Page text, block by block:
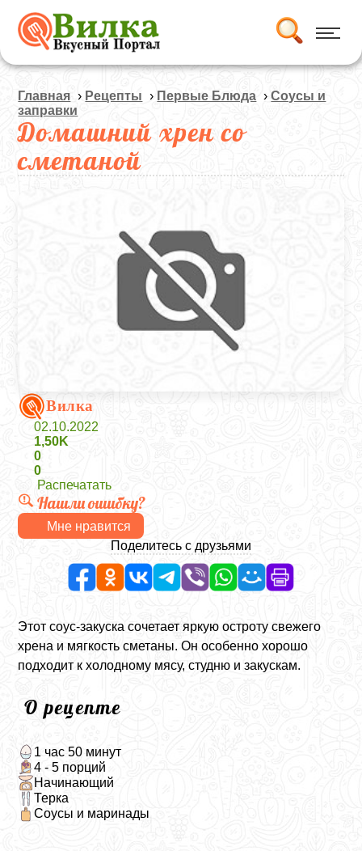
Главная › Рецепты › Первые Блюда ›Соусы и
заправки
Домашний хрен со
сметаной
Вилка
02.10.2022
1,50K
0
0
Распечатать
Нашли ошибку?
Мне нравится
Поделитесь с друзьями
Этот соус-закуска сочетает яркую остроту свежего
хрена и мягкость сметаны. Он особенно хорошо
подходит к холодному мясу, студню и закускам.
О рецепте
1 час 50 минут
4 - 5 порций
Начинающий
Терка
Соусы и маринады